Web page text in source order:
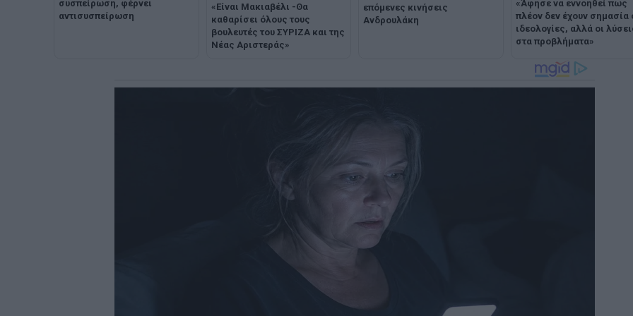
συσπείρωση, φέρνει
αντισυσπείρωση
«Είναι Μακιαβέλι -Θα
καθαρίσει όλους τους
βουλευτές του ΣΥΡΙΖΑ και της
Νέας Αριστεράς»
επόμενες κινήσεις
Ανδρουλάκη
«Άφησε να εννοηθεί πως
πλέον δεν έχουν σημασία
ιδεολογίες, αλλά οι
στα προβλήματα»